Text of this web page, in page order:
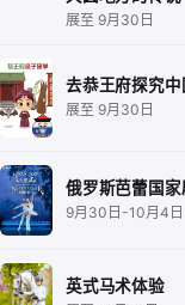
展至 9月30日
去恭王府探究
展至 9月30日
俄罗斯芭蕾国
9月30日-10月4日
英式马术体验